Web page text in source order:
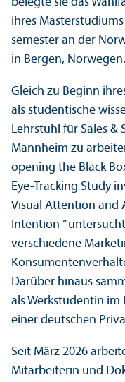
ihres
semester an der
in Bergen, Norwegen.
Gleich zu Beginn
als studentische
Lehr­stuhl für Sales &
Mannheim zu
opening the Black
Eye-Tracking Study
Visual Attention and
Intention ”
verschiedene
Darüber hinaus
als Werkstudentin im
einer deutschen
Seit März 2026
Mitarbeiterin und